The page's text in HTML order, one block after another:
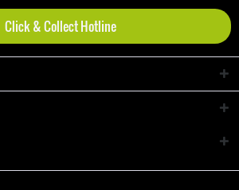
Click & Collect Hotline